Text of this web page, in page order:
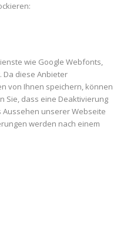
wie Google Webfonts,
Da diese Anbieter
von Ihnen speichern, können
Sie, dass eine Deaktivierung
unserer Webseite
werden nach einem